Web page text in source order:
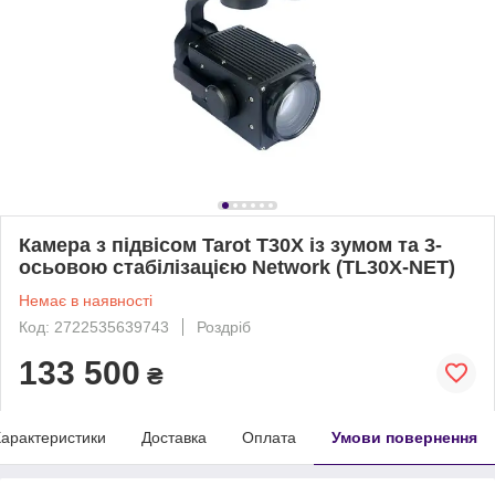
Камера з підвісом Tarot T30X із зумом та 3-
осьовою стабілізацією Network (TL30X-NET)
Немає в наявності
Код: 2722535639743
Роздріб
133 500 ₴
Доставка Оплата Умови повернення